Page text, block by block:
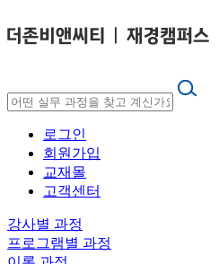
로그인
회원가입
교재몰
고객센터
강사별 과정
프로그램별 과정